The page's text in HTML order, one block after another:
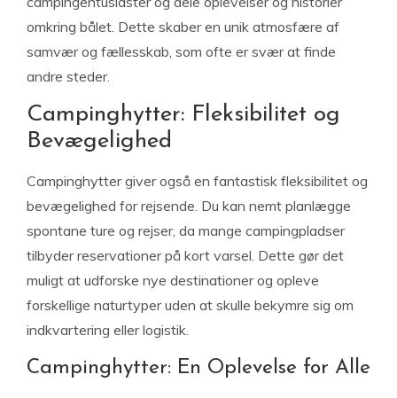
omkring bålet. Dette skaber en unik atmosfære af
samvær og fællesskab, som ofte er svær at finde
andre steder.
Campinghytter: Fleksibilitet og
Bevægelighed
Campinghytter giver også en fantastisk fleksibilitet og
bevægelighed for rejsende. Du kan nemt planlægge
spontane ture og rejser, da mange campingpladser
tilbyder reservationer på kort varsel. Dette gør det
muligt at udforske nye destinationer og opleve
forskellige naturtyper uden at skulle bekymre sig om
indkvartering eller logistik.
Campinghytter: En Oplevelse for Alle